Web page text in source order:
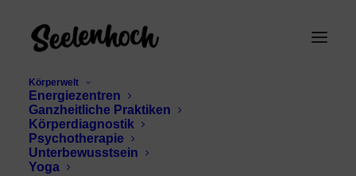
Körperwelt
Energiezentren
Ganzheitliche Praktiken
Körperdiagnostik
Psychotherapie
Unterbewusstsein
Yoga